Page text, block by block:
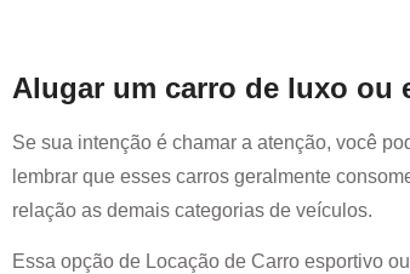
Alugar um carro de luxo ou
Se sua intenção é chamar a atenção, você
lembrar que esses carros geralmente
relação as demais categorias de veículos.
Essa opção de Locação de Carro esportivo